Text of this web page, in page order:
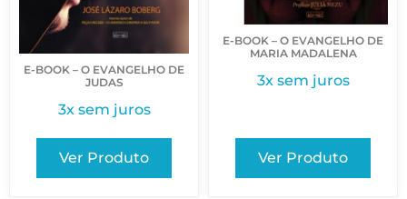
E-BOOK – O EVANGELHO DE
JUDAS
3x sem juros
Ver Produto
E-BOOK – O EVANGELHO DE
MARIA MADALENA
3x sem juros
Ver Produto